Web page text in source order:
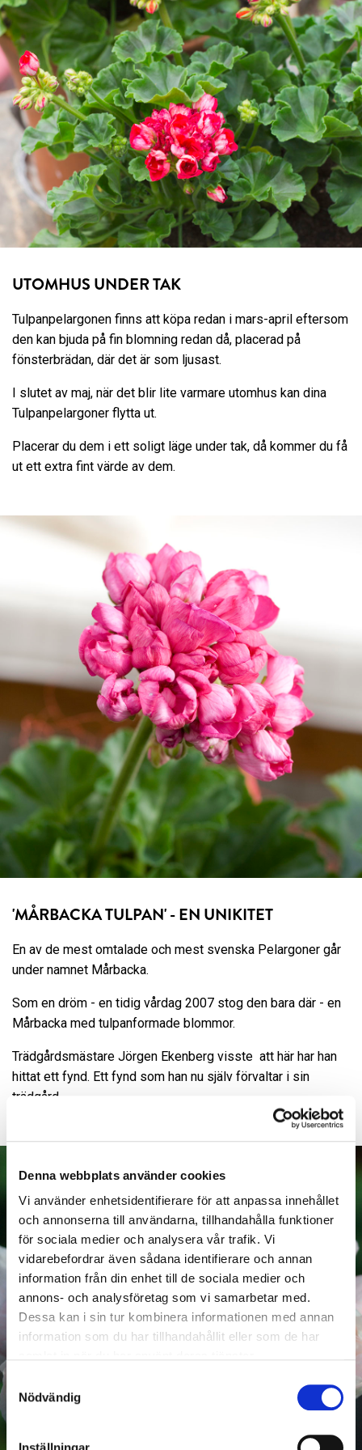
Denna webbplats använder cookies
Vi använder enhetsidentifierare för att anpassa innehållet
och annonserna till användarna, tillhandahålla funktioner
för sociala medier och analysera vår trafik. Vi
vidarebefordrar även sådana identifierare och annan
information från din enhet till de sociala medier och
annons- och analysföretag som vi samarbetar med.
Dessa kan i sin tur kombinera informationen med annan
information som du har tillhandahållit eller som de har
Nödvändig
Inställningar
UTOMHUS UNDER TAK
Tulpanpelargonen finns att köpa redan i mars-april eftersom
den kan bjuda på fin blomning redan då, placerad på
fönsterbrädan, där det är som ljusast.
I slutet av maj, när det blir lite varmare utomhus kan dina
Tulpanpelargoner flytta ut.
Placerar du dem i ett soligt läge under tak, då kommer du få
ut ett extra fint värde av dem.
'MÅRBACKA TULPAN' - EN UNIKITET
En av de mest omtalade och mest svenska Pelargoner går
under namnet Mårbacka.
Som en dröm - en tidig vårdag 2007 stog den bara där - en
Mårbacka med tulpanformade blommor.
Trädgårdsmästare Jörgen Ekenberg visste att här har han
hittat ett fynd. Ett fynd som han nu själv förvaltar i sin
trädgård.